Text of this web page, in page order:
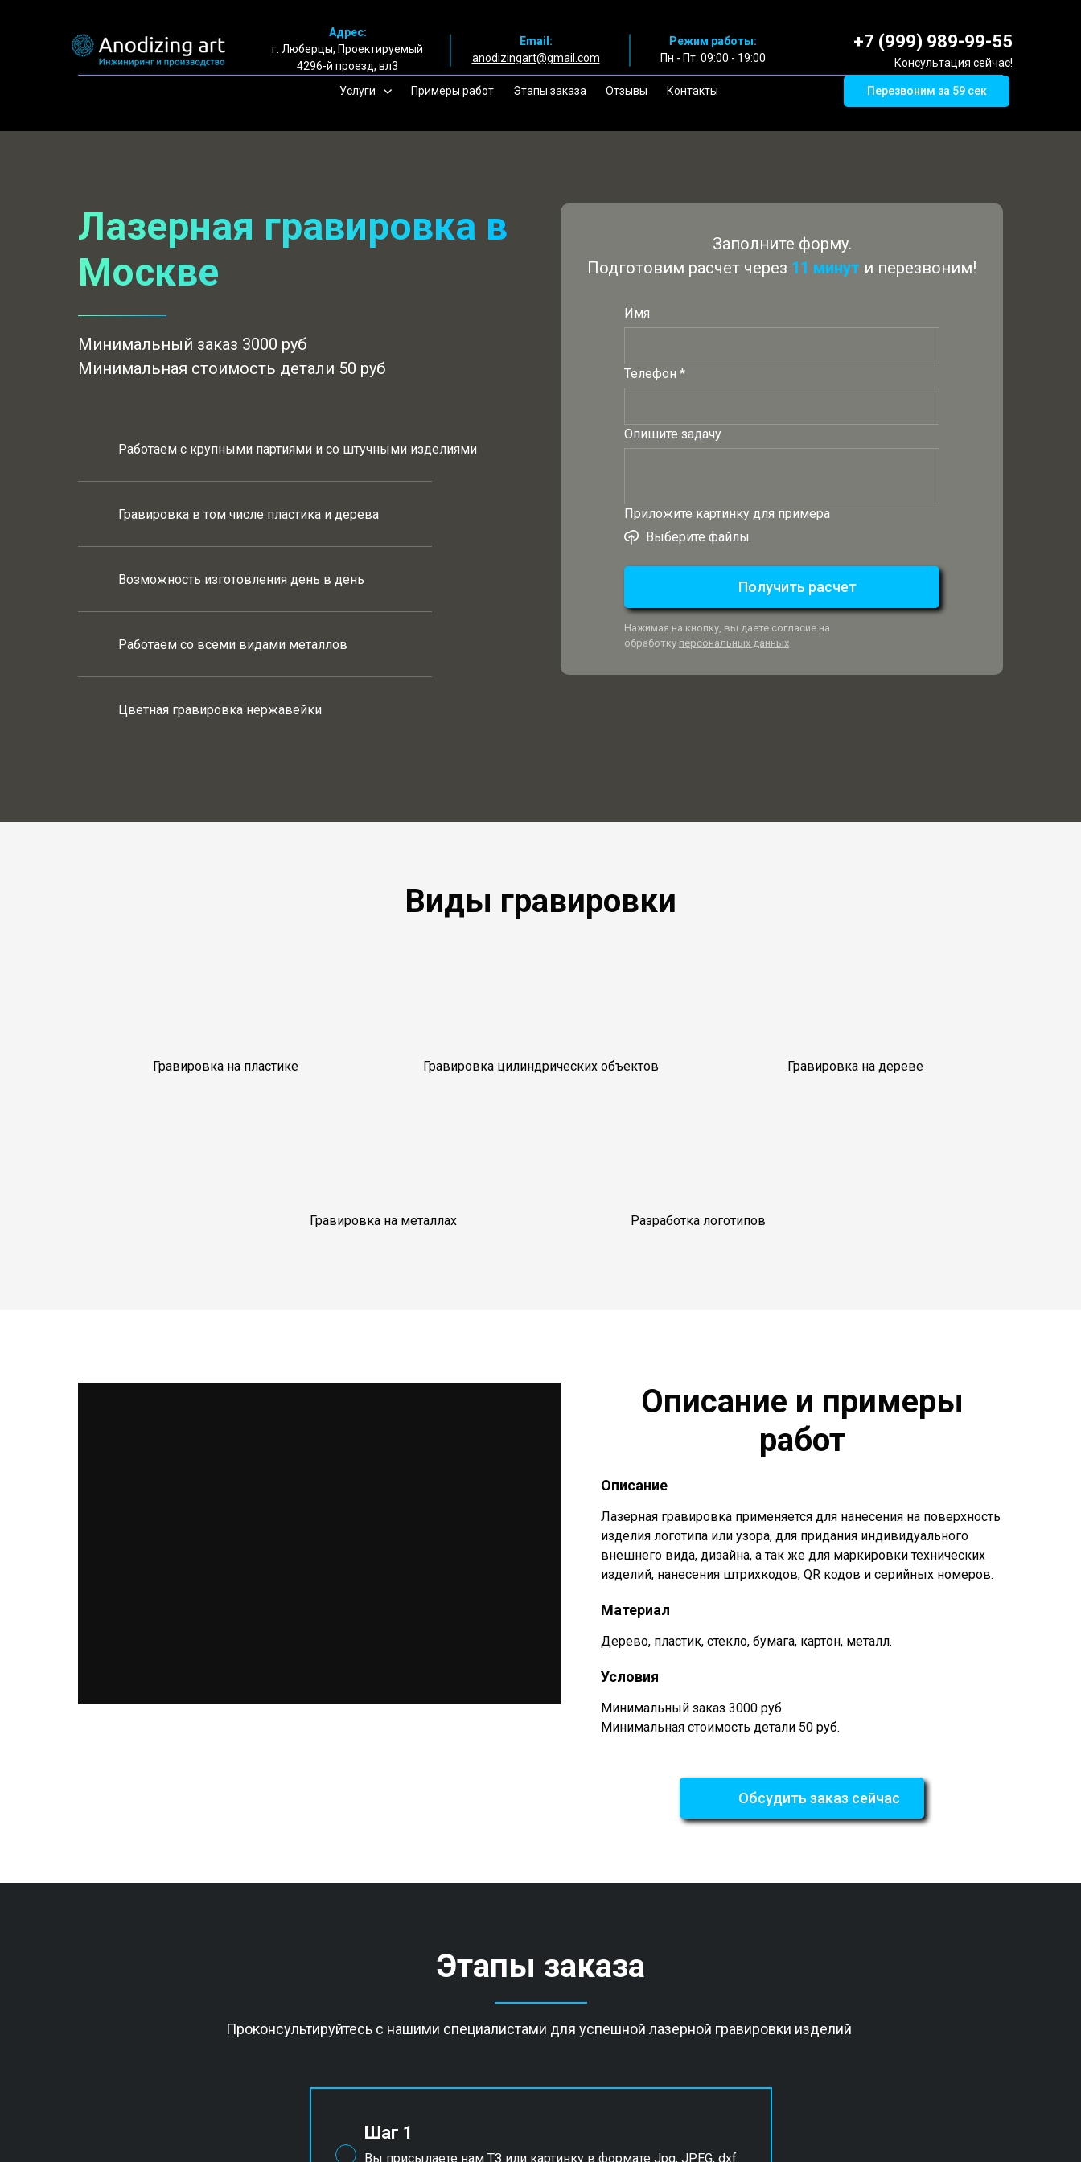
Адрес:
г. Люберцы, Проектируемый
4296-й проезд, вл3
Email:
anodizingart@gmail.com
Режим работы:
Пн - Пт: 09:00 - 19:00
+7 (999) 989-99-55
Консультация сейчас!
Услуги Примеры работ Этапы заказа Отзывы Контакты Перезвоним за 59 сек
Лазерная гравировка в
Москве
Минимальный заказ 3000 руб
Минимальная стоимость детали 50 руб
Работаем с крупными партиями и со штучными изделиями
Гравировка в том числе пластика и дерева
Возможность изготовления день в день
Работаем со всеми видами металлов
Цветная гравировка нержавейки
Заполните форму.
Подготовим расчет через 11 минут и перезвоним!
Имя
Телефон *
Опишите задачу
Приложите картинку для примера
Выберите файлы
Получить расчет
Нажимая на кнопку, вы даете согласие на
обработку персональных данных
Виды гравировки
Гравировка на пластике Гравировка цилиндрических объектов Гравировка на дереве
Гравировка на металлах Разработка логотипов
Описание и примеры
работ
Описание
Лазерная гравировка применяется для нанесения на поверхность
изделия логотипа или узора, для придания индивидуального
внешнего вида, дизайна, а так же для маркировки технических
изделий, нанесения штрихкодов, QR кодов и серийных номеров.
Материал
Дерево, пластик, стекло, бумага, картон, металл.
Условия
Минимальный заказ 3000 руб.
Минимальная стоимость детали 50 руб.
Обсудить заказ сейчас
Этапы заказа
Проконсультируйтесь с нашими специалистами для успешной лазерной гравировки изделий
Шаг 1
Вы присылаете нам ТЗ или картинку в формате Jpg, JPEG, dxf.